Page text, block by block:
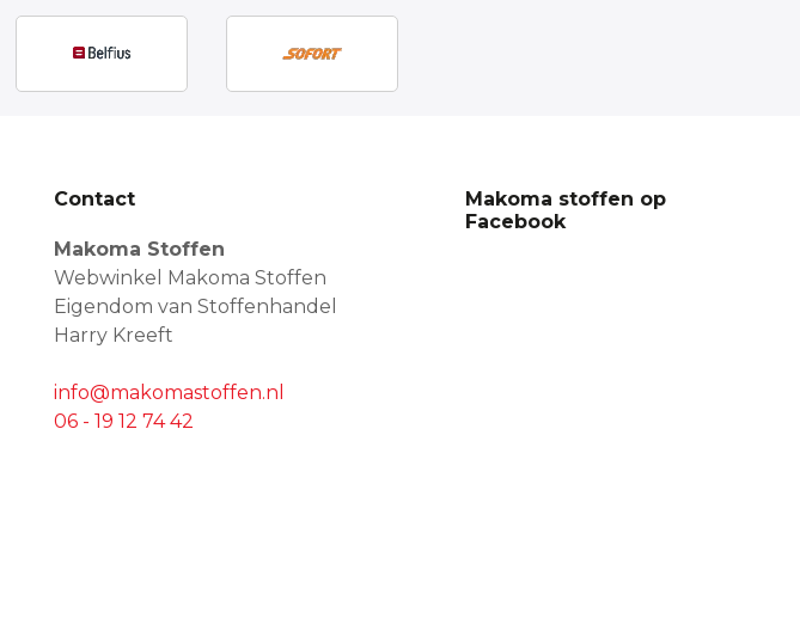
Contact
Makoma Stoffen
Webwinkel Makoma Stoffen
Eigendom van Stoffenhandel
Harry Kreeft
info@makomastoffen.nl
06 - 19 12 74 42
Makoma stoffen op
Facebook